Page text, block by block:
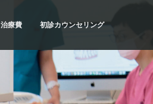
治療費
治療費・お支払方法
医療費控除について
初診カウンセリング
初診カウンセリングの内容
初診カウンセリングの予約